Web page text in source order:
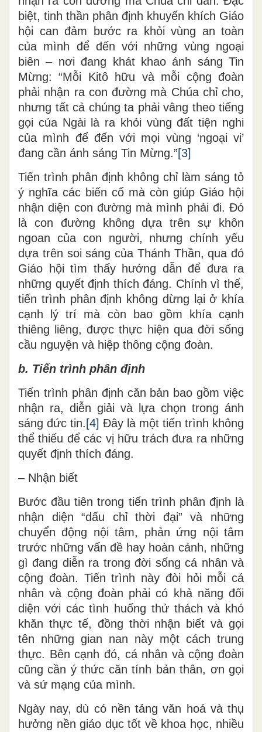
biệt, tinh thần phân định khuyến khích Giáo
hội can đảm bước ra khỏi vùng an toàn
của mình để đến với những vùng ngoại
biên – nơi đang khát khao ánh sáng Tin
Mừng: “Mỗi Kitô hữu và mỗi cộng đoàn
phải nhận ra con đường mà Chúa chỉ cho,
nhưng tất cả chúng ta phải vâng theo tiếng
gọi của Ngài là ra khỏi vùng đất tiện nghi
của mình để đến với mọi vùng ‘ngoại vi’
đang cần ánh sáng Tin Mừng.”[3]
Tiến trình phân định không chỉ làm sáng tỏ
ý nghĩa các biến cố mà còn giúp Giáo hội
nhận diện con đường mà mình phải đi. Đó
là con đường không dựa trên sự khôn
ngoan của con người, nhưng chính yếu
dựa trên soi sáng của Thánh Thần, qua đó
Giáo hội tìm thấy hướng dẫn để đưa ra
những quyết định thích đáng. Chính vì thế,
tiến trình phân định không dừng lại ở khía
cạnh lý trí mà còn bao gồm khía cạnh
thiêng liêng, được thực hiện qua đời sống
cầu nguyện và hiệp thông cộng đoàn.
b. Tiến trình phân định
Tiến trình phân định căn bản bao gồm việc
nhận ra, diễn giải và lựa chọn trong ánh
sáng đức tin. [4] Đây là một tiến trình không
thể thiếu để các vị hữu trách đưa ra những
quyết định thích đáng.
– Nhận biết
Bước đầu tiên trong tiến trình phân định là
nhận diện “dấu chỉ thời đại” và những
chuyển động nội tâm, phản ứng nội tâm
trước những vấn đề hay hoàn cảnh, những
gì đang diễn ra trong đời sống cá nhân và
cộng đoàn. Tiến trình này đòi hỏi mỗi cá
nhân và cộng đoàn phải có khả năng đối
diện với các tình huống thử thách và khó
khăn thực tế, đồng thời nhận biết và gọi
tên những gian nan này một cách trung
thực. Bên cạnh đó, cá nhân và cộng đoàn
cũng cần ý thức căn tính bản thân, ơn gọi
và sứ mạng của mình.
Ngày nay, dù có nền tảng văn hoá và thụ
hưởng nền giáo dục tốt về khoa học, nhiều